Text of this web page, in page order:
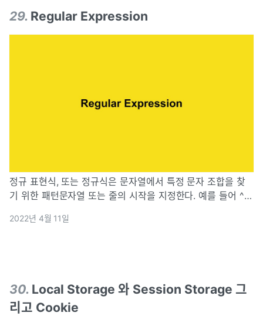
29. Regular Expression
정규 표현식, 또는 정규식은 문자열에서 특정 문자 조합을 찾
기 위한 패턴문자열 또는 줄의 시작을 지정한다. 예를 들어 ^0
지정한다. 예를 들어 $0 은 0으로 끝나는 문자열과 일치한다.
2022년 4월 11일
30. Local Storage 와 Session Storage 그
리고 Cookie